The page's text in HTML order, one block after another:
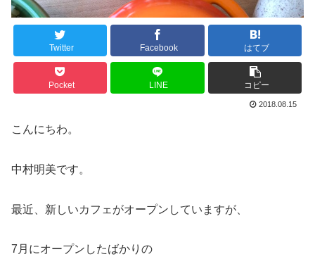
Twitter Facebook はてブ
Pocket LINE コピー
2018.08.15
こんにちわ。
中村明美です。
最近、新しいカフェがオープンしていますが、
7月にオープンしたばかりの